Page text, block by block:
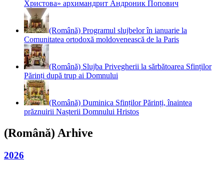
Христова» архимандрит Андроник Попович
(Română) Programul slujbelor în ianuarie la
Comunitatea ortodoxă moldovenească de la Paris
(Română) Slujba Privegherii la sărbătoarea Sfinților
Părinți după trup ai Domnului
(Română) Duminica Sfinților Părinți, înaintea
prăznuirii Nașterii Domnului Hristos
(Română) Arhive
2026